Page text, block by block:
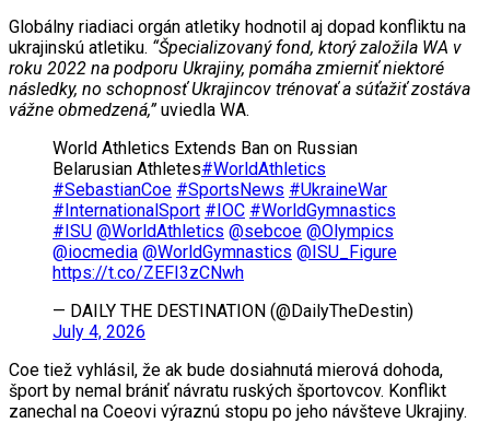
Globálny riadiaci orgán atletiky hodnotil aj dopad konfliktu na
ukrajinskú atletiku. “Špecializovaný fond, ktorý založila WA v
roku 2022 na podporu Ukrajiny, pomáha zmierniť niektoré
následky, no schopnosť Ukrajincov trénovať a súťažiť zostáva
vážne obmedzená,”uviedla WA.
World Athletics Extends Ban on Russian
Belarusian Athletes#WorldAthletics
#SebastianCoe #SportsNews #UkraineWar
#InternationalSport #IOC #WorldGymnastics
#ISU @WorldAthletics @sebcoe @Olympics
@iocmedia @WorldGymnastics @ISU_Figure
https://t.co/ZEFI3zCNwh
— DAILY THE DESTINATION (@DailyTheDestin)
July 4, 2026
Coe tiež vyhlásil, že ak bude dosiahnutá mierová dohoda,
šport by nemal brániť návratu ruských športovcov. Konflikt
zanechal na Coeovi výraznú stopu po jeho návšteve Ukrajiny.